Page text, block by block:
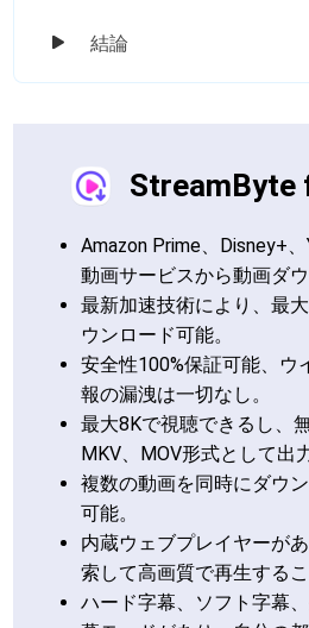
結論
StreamByte
Amazon Prime、Disney+
動画サービスから動画ダウ
最新加速技術により、最
ウンロード可能。
安全性100%保証可能、ウ
報の漏洩は一切なし。
最大8Kで視聴できるし、
MKV、MOV形式として出
複数の動画を同時にダウ
可能。
内蔵ウェブプレイヤーが
索して高画質で再生するこ
ハード字幕、ソフト字幕